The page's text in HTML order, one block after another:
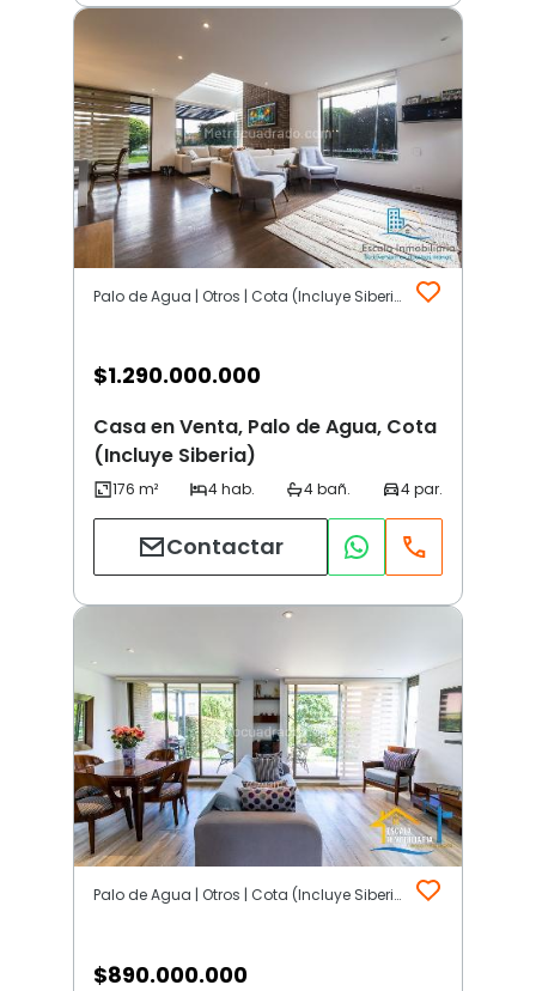
Palo de Agua | Otros | Cota (Incluye Siberia)
$1.290.000.000
Casa en Venta, Palo de Agua, Cota
(Incluye Siberia)
Contactar
Palo de Agua | Otros | Cota (Incluye Siberia)
$890.000.000